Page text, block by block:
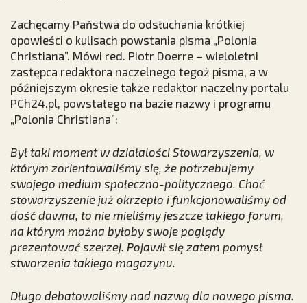
Zachęcamy Państwa do odsłuchania krótkiej
opowieści o kulisach powstania pisma „Polonia
Christiana”. Mówi red. Piotr Doerre – wieloletni
zastępca redaktora naczelnego tegoż pisma, a w
późniejszym okresie także redaktor naczelny portalu
PCh24.pl, powstałego na bazie nazwy i programu
„Polonia Christiana”:
Był taki moment w działalości Stowarzyszenia, w
którym zorientowaliśmy się, że potrzebujemy
swojego medium społeczno-politycznego. Choć
stowarzyszenie już okrzepło i funkcjonowaliśmy od
dość dawna, to nie mieliśmy jeszcze takiego forum,
na którym można byłoby swoje poglądy
prezentować szerzej. Pojawił się zatem pomysł
stworzenia takiego magazynu.
Długo debatowaliśmy nad nazwą dla nowego pisma.